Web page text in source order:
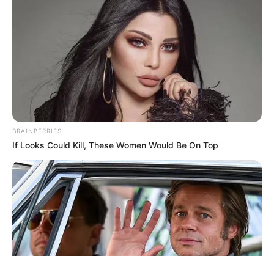
BRAINBERRIES
If Looks Could Kill, These Women Would Be On Top